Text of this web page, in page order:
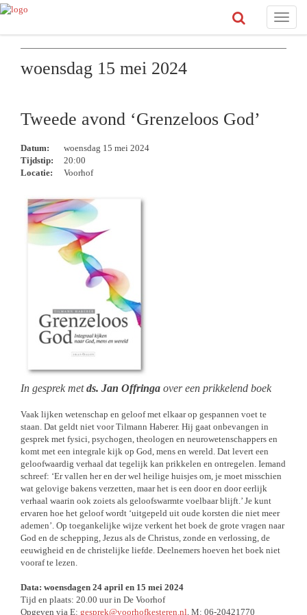
Toggle
woensdag 15 mei 2024
Tweede avond ‘Grenzeloos God’
Datum:
woensdag 15 mei 2024
Tijdstip:
20:00
Locatie:
Voorhof
In gesprek metds. Jan Offringa over een prikkelend boek
Vaak lijken wetenschap en geloof met elkaar op gespannen voet te
staan. Dat geldt niet voor Tilmann Haberer. Hij gaat onbevangen in
gesprek met fysici, psychogen, theologen en neurowetenschappers en
komt met een integrale kijk op God, mens en wereld. Dat levert een
geloofwaardig verhaal dat tegelijk kan prikkelen en ontregelen. Iemand
schreef: ‘Er vallen her en der wel heilige huisjes om, je moet misschien
wat gelovige bakens verzetten, maar het is een door en door eerlijk
verhaal waarin ook zoiets als geloofswarmte voelbaar blijft.’ Je kunt
ervaren hoe het geloof wordt ‘uitgepeld uit oude korsten die niet meer
ademen’. Op toegankelijke wijze verkent het boek de grote vragen naar
God en de schepping, Jezus als de Christus, zonde en verlossing, de
eeuwigheid en de christelijke liefde. Deelnemers hoeven het boek niet
vooraf te lezen.
Data: woensdagen 24 april en 15 mei 2024
Tijd en plaats: 20.00 uur in De Voorhof
Opgeven via E: gesprek@voorhofkesteren.nl, M: 06-20421770